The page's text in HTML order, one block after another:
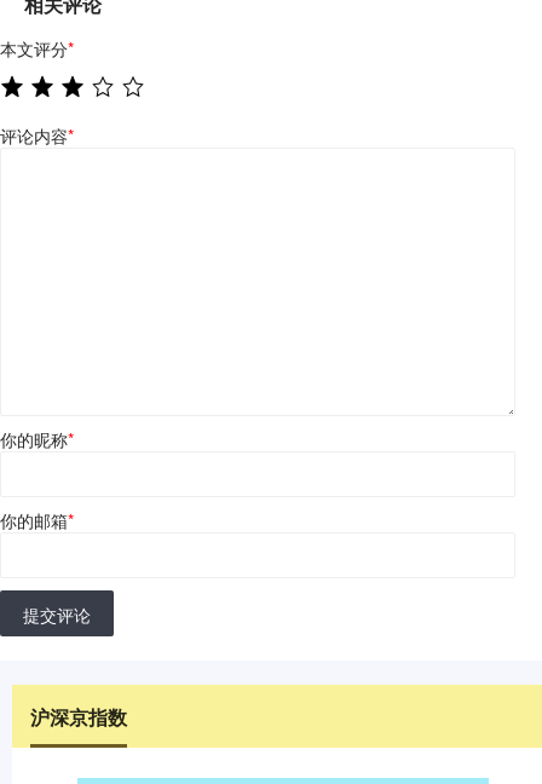
本文评分*
评论内容*
你的昵称*
你的邮箱*
提交评论
沪深京指数